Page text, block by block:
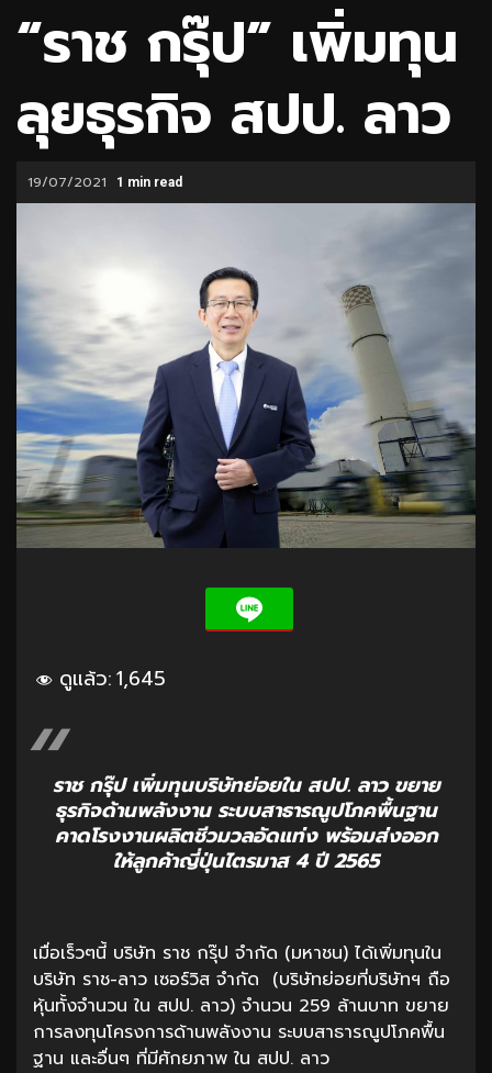
“ราช กรุ๊ป” เพิ่มทุน
ลุยธุรกิจ สปป. ลาว
19/07/2021 1 min read
ดูแล้ว:1,645
ราช กรุ๊ป เพิ่มทุนบริษัทย่อยใน สปป. ลาว ขยาย
ธุรกิจด้านพลังงาน ระบบสาธารณูปโภคพื้นฐาน
คาดโรงงานผลิตชีวมวลอัดแท่ง พร้อมส่งออก
ให้ลูกค้าญี่ปุ่นไตรมาส 4 ปี 2565
เมื่อเร็วๆนี้ บริษัท ราช กรุ๊ป จำกัด (มหาชน) ได้เพิ่มทุนใน
บริษัท ราช-ลาว เซอร์วิส จำกัด (บริษัทย่อยที่บริษัทฯ ถือ
หุ้นทั้งจำนวน ใน สปป. ลาว) จำนวน 259 ล้านบาท ขยาย
การลงทุนโครงการด้านพลังงาน ระบบสาธารณูปโภคพื้น
ฐาน และอื่นๆ ที่มีศักยภาพ ใน สปป. ลาว